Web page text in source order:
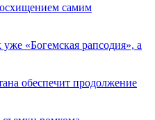
самим
«Богемская рапсодия», а
обеспечит продолжение